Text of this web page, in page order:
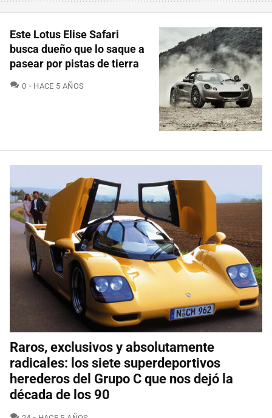
Este Lotus Elise Safari
busca dueño que lo saque a
pasear por pistas de tierra
0 COMENTARIOS
HACE 5 AÑOS
Raros, exclusivos y absolutamente
radicales: los siete superdeportivos
herederos del Grupo C que nos dejó la
década de los 90
COMENTARIOS